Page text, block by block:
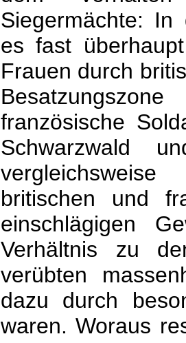
Siegermächte: In
es fast
Frauen durch
französische
Schwarzwald
britischen und
einschlägigen
Verhältnis zu
verübten
dazu durch
waren. Woraus